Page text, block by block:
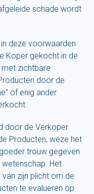
schade wordt
deze voorwaarden
Koper gekocht in de
zichtbare
door de
of enig ander
door de Verkoper
Producten, weze het
trouw gegeven
Het
zijn plicht om de
te evalueren op